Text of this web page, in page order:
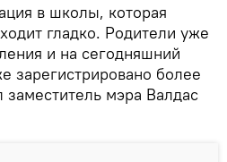
в школы, которая
гладко. Родители уже
и на сегодняшний
зарегистрировано более
мэра Валдас